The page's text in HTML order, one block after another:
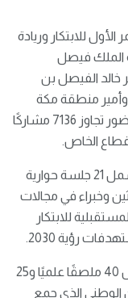
للابتكار وريادة
الملك فيصل
خالد الفيصل بن
وأمير منطقة مكة
المكرمة، تحت شعار “فكرة واختراع وأثر”، وبحضور تجاوز 7136 مشاركًا
الخاص.
وشهد المؤتمر حراكًا معرفيًا وعلميًا مكثفًا شمل 21 جلسة حوارية
بمشاركة أكثر من 105 متحدثين وخبراء في مجالات
للابتكار
رؤية 2030.
كما تضمن المعرض المصاحب للمؤتمر عرض 40 ملصقًا علميًا و25
الوطني الذي جمع